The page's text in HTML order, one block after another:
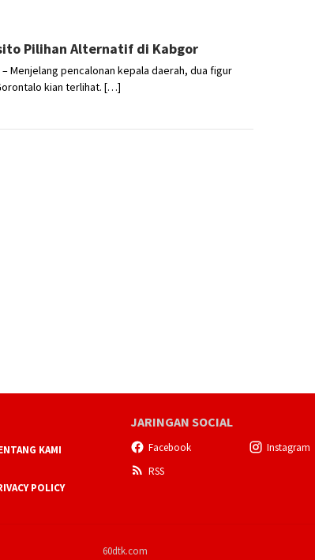
Pilihan Alternatif di Kabgor
– Menjelang pencalonan kepala daerah, dua figur
kian terlihat. […]
KAMI
POLICY
JARINGAN SOCIAL
Facebook Instagram
RSS
60dtk.com